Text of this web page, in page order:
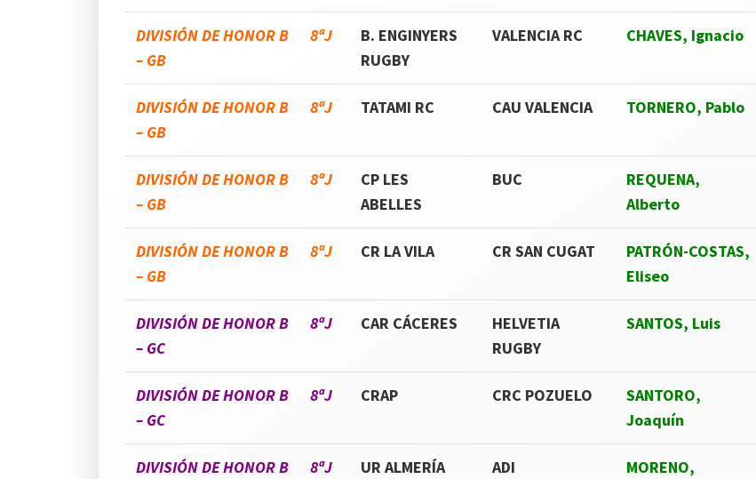
DIVISIÓN DE HONOR B 8ªJ
– GB
B. ENGINYERS
RUGBY
VALENCIA RC CHAVES, Ignacio
DIVISIÓN DE HONOR B 8ªJ
– GB
TATAMI RC CAU VALENCIA TORNERO, Pablo
DIVISIÓN DE HONOR B 8ªJ
– GB
CP LES
ABELLES
BUC
REQUENA,
Alberto
DIVISIÓN DE HONOR B 8ªJ
– GB
CR LA VILA CR SAN CUGAT
PATRÓN-COSTAS,
Eliseo
DIVISIÓN DE HONOR B 8ªJ
– GC
CAR CÁCERES
HELVETIA
RUGBY
SANTOS, Luis
DIVISIÓN DE HONOR B 8ªJ
– GC
CRAP CRC POZUELO
SANTORO,
Joaquín
DIVISIÓN DE HONOR B 8ªJ
UR ALMERÍA
ADI
MORENO,